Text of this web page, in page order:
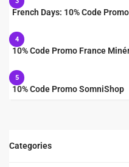
French Days: 10% Code
4
10% Code Promo France
5
10% Code Promo SomniShop
Categories